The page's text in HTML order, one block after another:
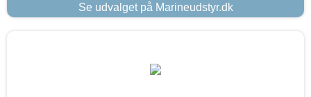
Se udvalget på Marineudstyr.dk